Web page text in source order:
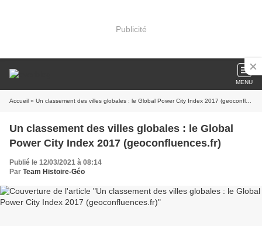
Publicité
MENU
Accueil » Un classement des villes globales : le Global Power City Index 2017 (geoconfluences.fr)
Un classement des villes globales : le Global
Power City Index 2017 (geoconfluences.fr)
Publié le 12/03/2021 à 08:14
Par Team Histoire-Géo